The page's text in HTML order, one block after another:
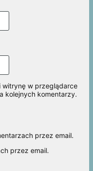
witrynę w przeglądarce
kolejnych komentarzy.
przez email.
przez email.